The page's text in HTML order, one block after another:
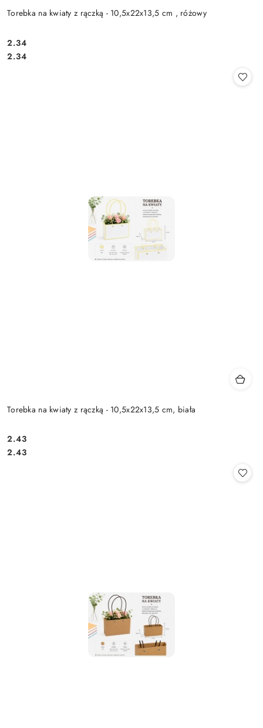
Torebka na kwiaty z rączką - 10,5x22x13,5 cm , różowy
Cena:
2.34
Cena:
2.34
Torebka na kwiaty z rączką - 10,5x22x13,5 cm, biała
Cena:
2.43
Cena:
2.43